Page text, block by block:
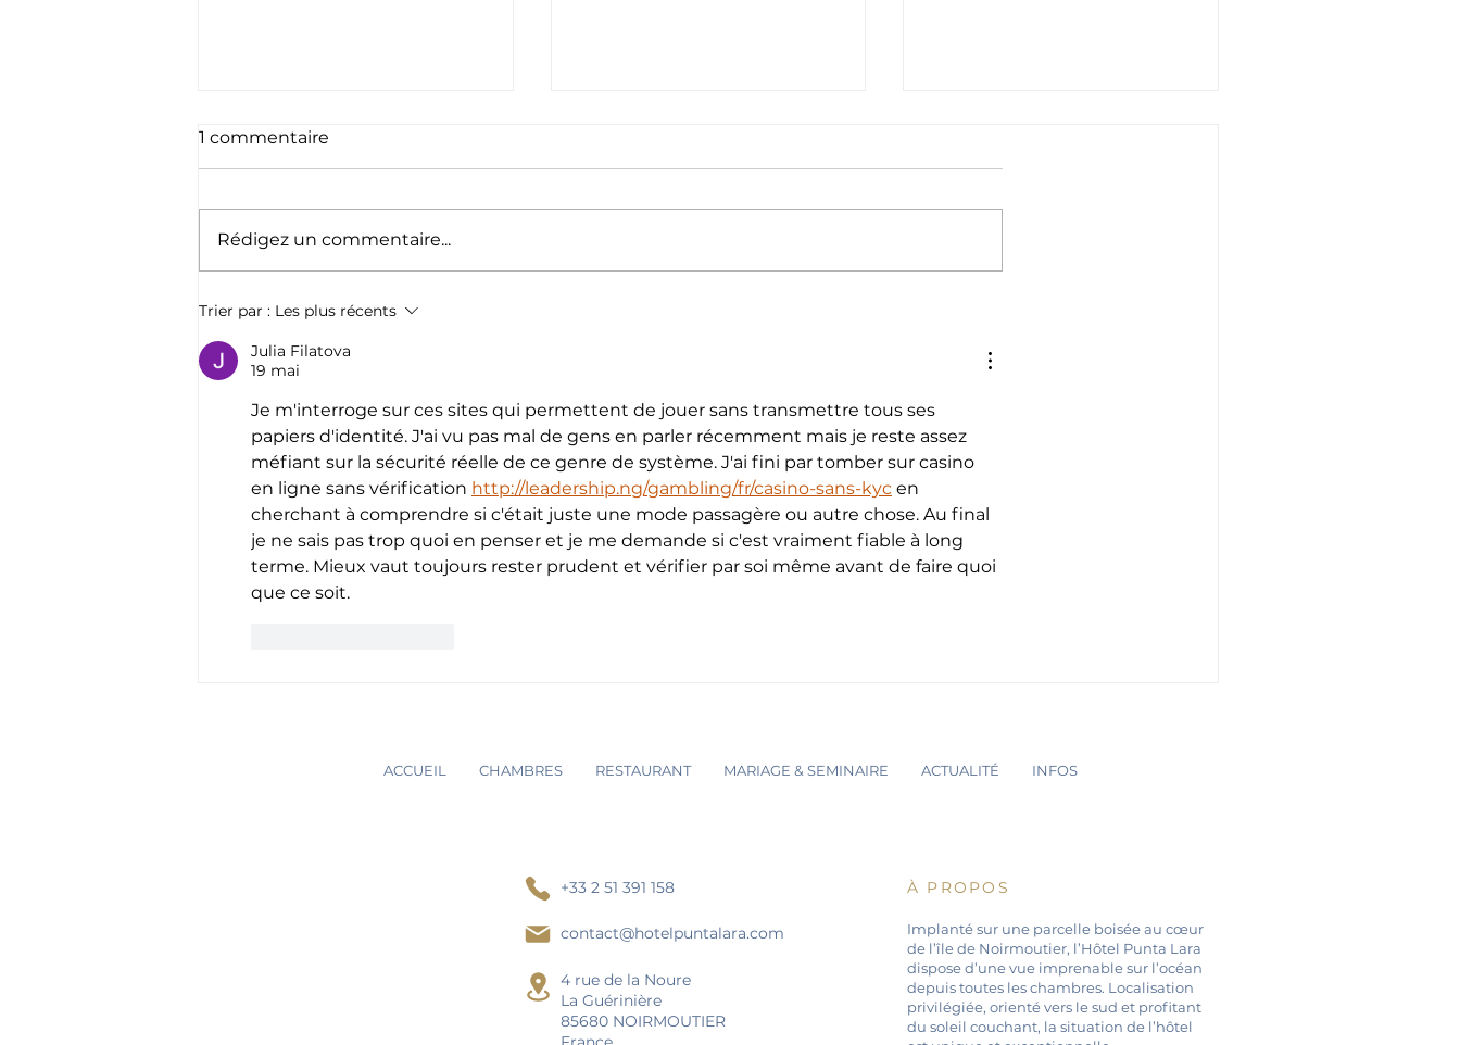
Merci à tous pour ce
inoubliable au Punta Lara
🎃
Mariage !
1 commentaire
Rédigez un commentaire...
Trier par : Les plus récents
Julia Filatova
19 mai
Je m'interroge sur ces sites qui permettent de jouer sans transmettre tous ses
papiers d'identité. J'ai vu pas mal de gens en parler récemment mais je reste assez
méfiant sur la sécurité réelle de ce genre de système. J'ai fini par tomber sur casino
en ligne sans vérification http://leadership.ng/gambling/fr/casino-sans-kyc en
cherchant à comprendre si c'était juste une mode passagère ou autre chose. Au final
je ne sais pas trop quoi en penser et je me demande si c'est vraiment fiable à long
terme. Mieux vaut toujours rester prudent et vérifier par soi même avant de faire quoi
que ce soit.
ACCUEIL CHAMBRES RESTAURANT MARIAGE & SEMINAIRE ACTUALITÉ INFOS
+33 2 51 391 158
contact@hotelpuntalara.com
4 rue de la Noure
La Guérinière
85680 NOIRMOUTIER
À PROPOS
Implanté sur une parcelle boisée au cœur
de l’île de Noirmoutier, l’Hôtel Punta Lara
dispose d’une vue imprenable sur l’océan
depuis toutes les chambres. Localisation
privilégiée, orienté vers le sud et profitant
du soleil couchant, la situation de l’hôtel